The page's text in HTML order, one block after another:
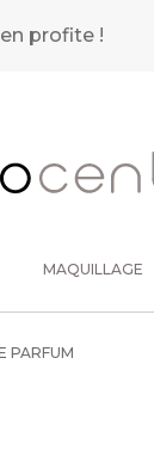
profite !
MAQUILLAGE
PARFUM